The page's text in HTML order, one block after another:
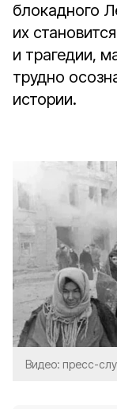
блокадного
их
и трагедии,
трудно
истории.
Видео: пресс-